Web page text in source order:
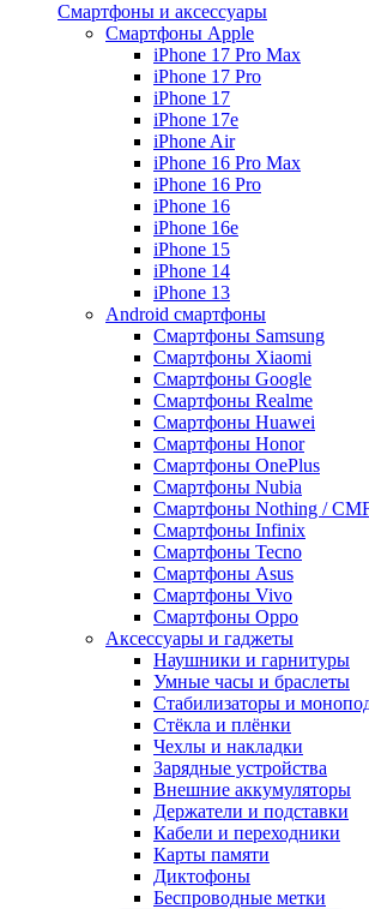
Смартфоны и аксессуары
Смартфоны Apple
iPhone 17 Pro Max
iPhone 17 Pro
iPhone 17
iPhone 17e
iPhone Air
iPhone 16 Pro Max
iPhone 16 Pro
iPhone 16
iPhone 16e
iPhone 15
iPhone 14
iPhone 13
Android cмартфоны
Смартфоны Samsung
Смартфоны Xiaomi
Смартфоны Google
Смартфоны Realme
Смартфоны Huawei
Смартфоны Honor
Смартфоны OnePlus
Смартфоны Nubia
Смартфоны Nothing /
Смартфоны Infinix
Смартфоны Tecno
Смартфоны Asus
Смартфоны Vivo
Смартфоны Oppo
Аксессуары и гаджеты
Наушники и гарнитуры
Умные часы и браслеты
Стабилизаторы и
Стёкла и плёнки
Чехлы и накладки
Зарядные устройства
Внешние аккумуляторы
Держатели и подставки
Кабели и переходники
Карты памяти
Диктофоны
Беспроводные метки